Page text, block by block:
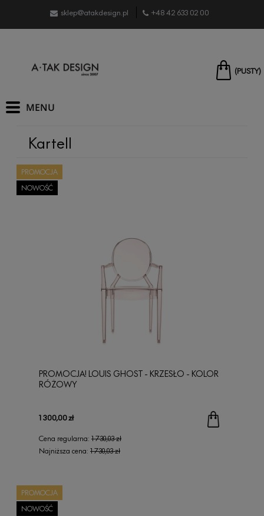
sklep@atakdesign.pl +48 42 633 02 00
(PUSTY)
Kartell
PROMOCJA! LOUIS GHOST - KRZESŁO - KOLOR
RÓŻOWY
1 300,00 zł
Cena regularna: 1 730,03 zł
Najniższa cena: 1 730,03 zł
PROMOCJA
NOWOŚĆ
PROMOCJA
NOWOŚĆ